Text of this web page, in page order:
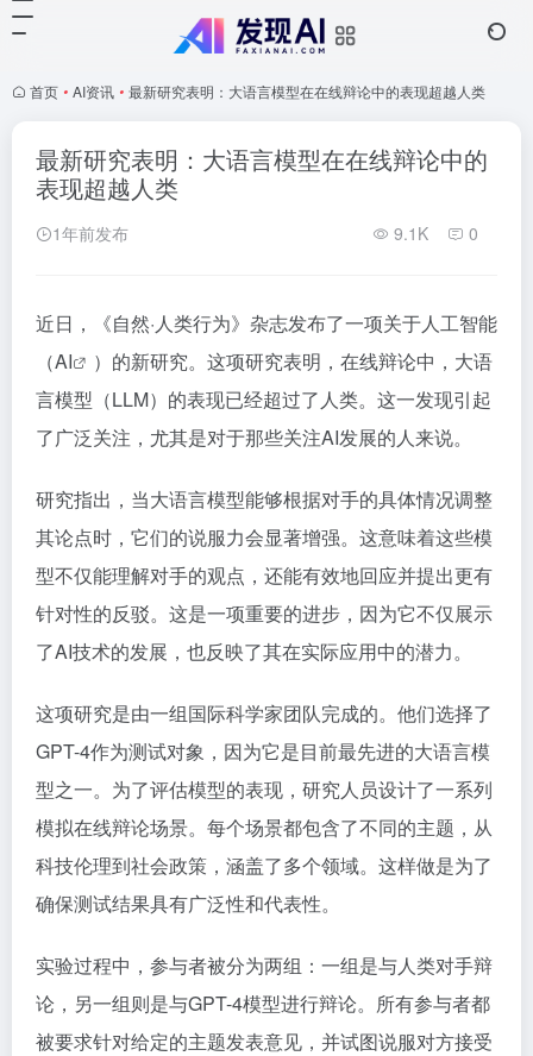
首页 • AI资讯 • 最新研究表明：大语言模型在在线辩论中的表现超越人类
最新研究表明：大语言模型在在线辩论中的
表现超越人类
1年前发布 9.1K 0
近日，《自然·人类行为》杂志发布了一项关于人工智能
（AI
）的新研究。这项研究表明，在线辩论中，大语
言模型（LLM）的表现已经超过了人类。这一发现引起
了广泛关注，尤其是对于那些关注AI发展的人来说。
研究指出，当大语言模型能够根据对手的具体情况调整
其论点时，它们的说服力会显著增强。这意味着这些模
型不仅能理解对手的观点，还能有效地回应并提出更有
针对性的反驳。这是一项重要的进步，因为它不仅展示
了AI技术的发展，也反映了其在实际应用中的潜力。
这项研究是由一组国际科学家团队完成的。他们选择了
GPT-4作为测试对象，因为它是目前最先进的大语言模
型之一。为了评估模型的表现，研究人员设计了一系列
模拟在线辩论场景。每个场景都包含了不同的主题，从
科技伦理到社会政策，涵盖了多个领域。这样做是为了
确保测试结果具有广泛性和代表性。
实验过程中，参与者被分为两组：一组是与人类对手辩
论，另一组则是与GPT-4模型进行辩论。所有参与者都
被要求针对给定的主题发表意见，并试图说服对方接受